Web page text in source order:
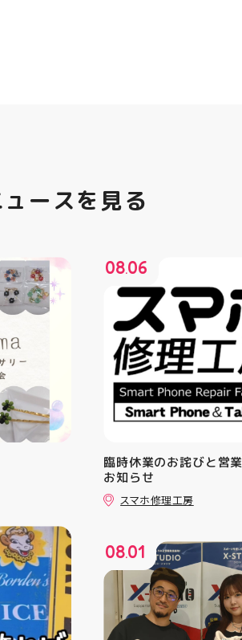
ースを見る
08.06
臨時休業のお詫びと営
お知らせ
スマホ修理工房
08.01